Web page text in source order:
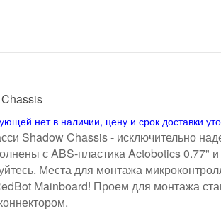
нет в наличии, цену и срок доставки
Shadow Chassis - исключительно
с ABS-пластика Actobotics 0.77"
Места для монтажа
Mainboard! Проем для монтажа